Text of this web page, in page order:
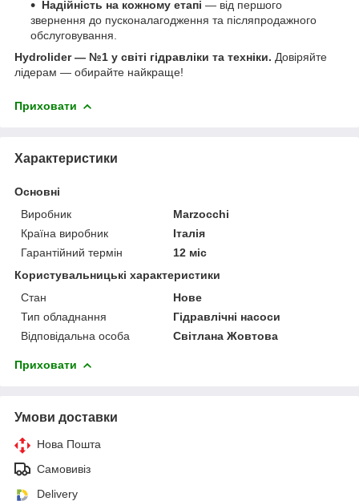
Надійність на кожному етапі — від першого
звернення до пусконалагодження та післяпродажного
обслуговування.
Hydrolider — №1 у світі гідравліки та техніки. Довіряйте
лідерам — обирайте найкраще!
Приховати
Характеристики
Основні
Виробник
Marzocchi
Країна виробник
Італія
Гарантійний термін
12 міс
Користувальницькі характеристики
Стан
Нове
Тип обладнання
Гідравлічні насоси
Відповідальна особа
Світлана Жовтова
Приховати
Умови доставки
Нова Пошта
Самовивіз
Delivery